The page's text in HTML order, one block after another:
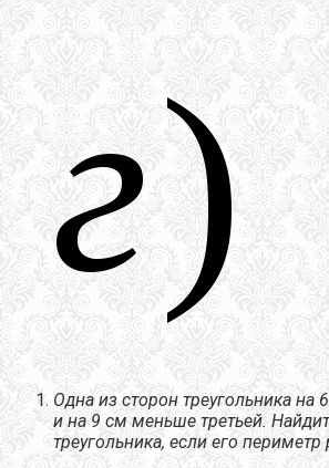
Одна из сторон треугольника на
и на 9 см меньше третьей.
треугольника, если его